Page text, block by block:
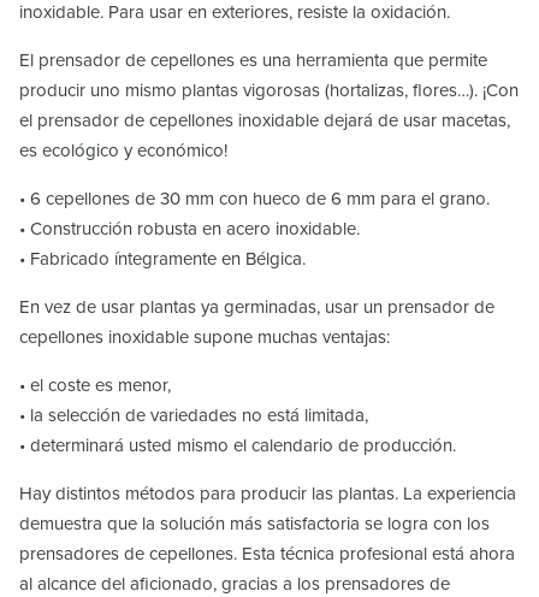
inoxidable. Para usar en exteriores, resiste la oxidación.
El prensador de cepellones es una herramienta que permite
producir uno mismo plantas vigorosas (hortalizas, flores…). ¡Con
el prensador de cepellones inoxidable dejará de usar macetas,
es ecológico y económico!
• 6 cepellones de 30 mm con hueco de 6 mm para el grano.
• Construcción robusta en acero inoxidable.
• Fabricado íntegramente en Bélgica.
En vez de usar plantas ya germinadas, usar un prensador de
cepellones inoxidable supone muchas ventajas:
• el coste es menor,
• la selección de variedades no está limitada,
• determinará usted mismo el calendario de producción.
Hay distintos métodos para producir las plantas. La experiencia
demuestra que la solución más satisfactoria se logra con los
prensadores de cepellones. Esta técnica profesional está ahora
al alcance del aficionado, gracias a los prensadores de